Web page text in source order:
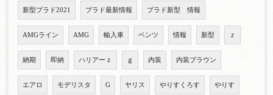
新型プラド2021 プラド最新情報 プラド新型 情報
AMGライン AMG 輸入車 ベンツ 情報 新型 ｚ
納期 即納 ハリアーｚ ｇ 内装 内装ブラウン
エアロ モデリスタ G ヤリス やりすくろす やりす